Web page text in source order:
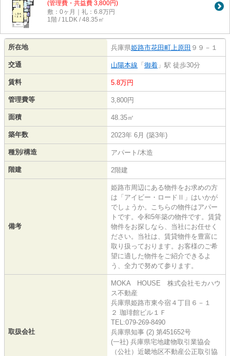
(管理費・共益費 3,800円)
敷：0ヶ月｜礼：6.8万円
1階 / 1LDK / 48.35㎡
所在地 兵庫県姫路市花田町上原田 ９９－１
交通 山陽本線 「 御着 」駅 徒歩30分
賃料 5.8万円
管理費等 3,800円
面積 48.35㎡
築年数 2023年 6月 (築3年)
種別/構造 アパート/木造
階建 2階建
備考
姫路市周辺にある物件をお求めの方
は「アイビー・ロードⅡ」はいかが
でしょうか。こちらの物件はアパー
トです。令和5年築の物件です。賃貸
物件をお探しなら、当社にお任せく
ださい。当社は、賃貸物件を豊富に
取り扱っております。お客様のご希
望に適した物件をご紹介できるよ
う、全力で努めて参ります。
取扱会社
MOKA HOUSE 株式会社モカハウ
ス不動産
兵庫県姫路市東今宿４丁目６－１
２ 珈琲館ビル１Ｆ
TEL:079-269-8490
兵庫県知事 (2) 第451652号
(一社) 兵庫県宅地建物取引業協会
（公社）近畿地区不動産公正取引協